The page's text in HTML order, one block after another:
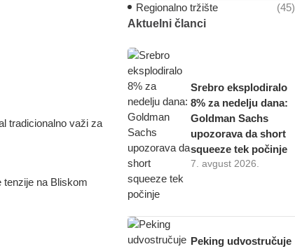
tradicionalno važi za
tenzije na Bliskom
Regionalno tržište
(45)
Aktuelni članci
Srebro eksplodiralo
8% za nedelju dana:
Goldman Sachs
upozorava da short
squeeze tek počinje
7. avgust 2026.
Peking udvostručuje